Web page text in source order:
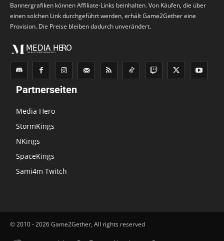
Bannergrafiken können Affiliate-Links beinhalten. Von Käufen, die über
einen solchen Link durchgeführt werden, erhält Game2Gether eine
Provision. Die Preise bleiben dadurch unverändert.
Partnerseiten
Media Hero
StormKings
NKings
SpaceKings
Sami4m Twitch
© 2010 - 2026 Game2Gether, All rights reserved